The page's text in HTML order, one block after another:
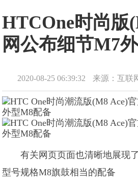
HTCOne时尚版
网公布细节M7
2020-08-25 06:39:32 来源：互联
有关网页页面也清晰地展现
型号规格M8旗鼓相当的配备